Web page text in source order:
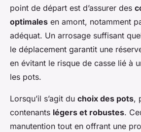
point de départ est d’assurer des
optimales en amont, notamment
adéquat. Un arrosage suffisant
le déplacement garantit une
en évitant le risque de casse lié à
les pots.
Lorsqu’il s’agit du choix des pots,
contenants légers et robustes.
manutention tout en offrant une